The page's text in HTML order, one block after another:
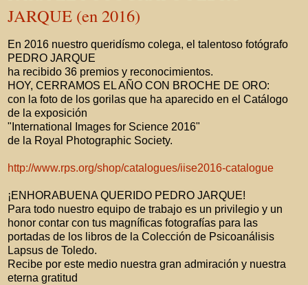
JARQUE (en 2016)
En 2016 nuestro queridísmo colega, el talentoso fotógrafo
PEDRO JARQUE
ha recibido 36 premios y reconocimientos.
HOY, CERRAMOS EL AÑO CON BROCHE DE ORO:
con la foto de los gorilas que ha aparecido en el Catálogo
de la exposición
"International Images for Science 2016"
de la Royal Photographic Society.
http://www.rps.org/shop/catalogues/iise2016-catalogue
¡ENHORABUENA QUERIDO PEDRO JARQUE!
Para todo nuestro equipo de trabajo es un privilegio y un
honor contar con tus magníficas fotografías para las
portadas de los libros de la Colección de Psicoanálisis
Lapsus de Toledo.
Recibe por este medio nuestra gran admiración y nuestra
eterna gratitud